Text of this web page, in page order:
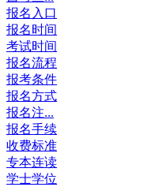
报名入口
报名时间
考试时间
报名流程
报考条件
报名方式
报名注...
报名手续
收费标准
专本连读
学士学位